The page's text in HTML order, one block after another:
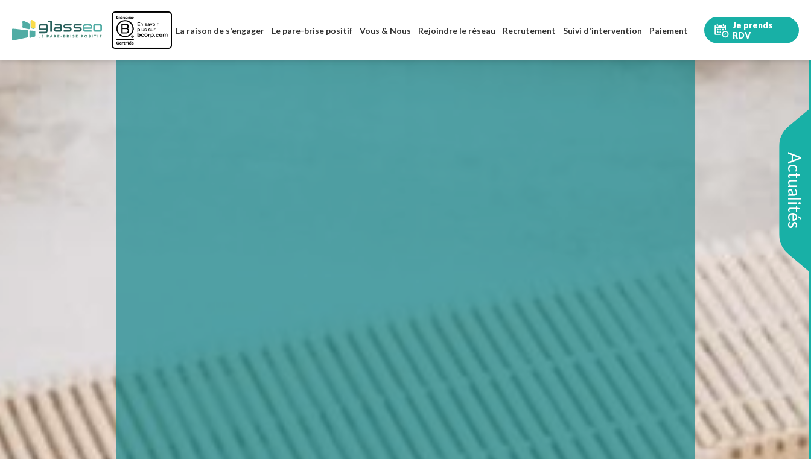
Image
La raison de s'engager Le pare-brise positif Vous & Nous Rejoindre le réseau Recrutement Suivi d'intervention Paiement
Je prends
RDV
Actualités